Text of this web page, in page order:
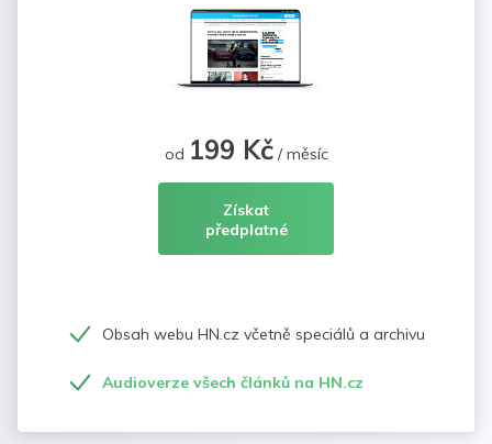
od 199 Kč/ měsíc
Získat
předplatné
Obsah webu HN.cz včetně speciálů a archivu
Audioverze všech článků na HN.cz